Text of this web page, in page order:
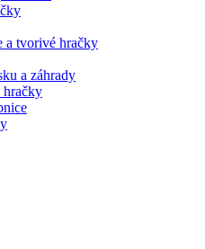
a tvorivé hračky
a záhrady
hračky